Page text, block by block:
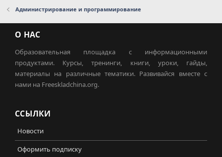
Администрирование и программирование
О НАС
Образовательная площадка с информационными
продуктами. Курсы, тренинги, книги, уроки, гайды,
материалы на различные тематики. Развивайся вместе с
нами на Freeskladchina.org.
ССЫЛКИ
Новости
Оформить подписку